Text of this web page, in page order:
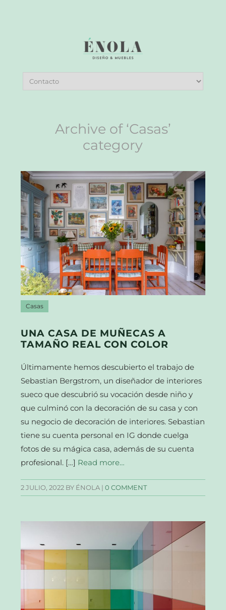
Archive of ‘Casas’
category
Casas
UNA CASA DE MUÑECAS A
TAMAÑO REAL CON COLOR
Últimamente hemos descubierto el trabajo de
Sebastian Bergstrom, un diseñador de interiores
sueco que descubrió su vocación desde niño y
que culminó con la decoración de su casa y con
su negocio de decoración de interiores. Sebastian
tiene su cuenta personal en IG donde cuelga
fotos de su mágica casa, además de su cuenta
profesional. […] Read more…
2 JULIO, 2022 BY ÉNOLA |0 COMMENT